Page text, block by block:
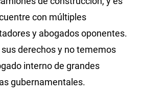
con múltiples
y abogados oponentes.
derechos y no tememos
interno de grandes
gubernamentales.